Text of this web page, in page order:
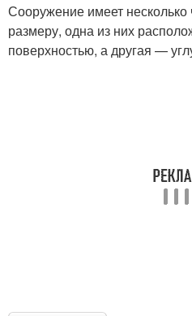
Сооружение имеет
размеру, одна из них
поверхностью, а другая —